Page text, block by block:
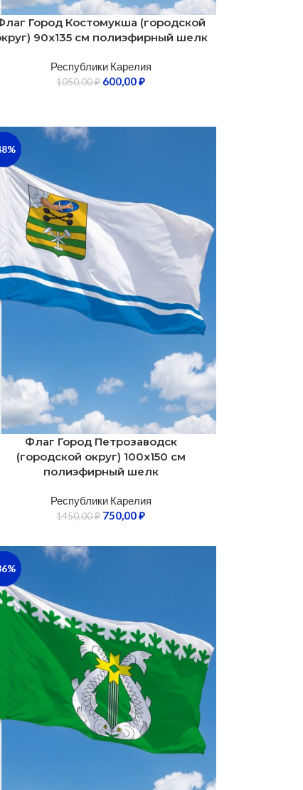
Город Костомукша (городской
90х135 см полиэфирный шелк
Республики Карелия
1050,00₽ 600,00₽
Флаг Город Петрозаводск
(городской округ) 100х150 см
полиэфирный шелк
Республики Карелия
1450,00₽ 750,00₽